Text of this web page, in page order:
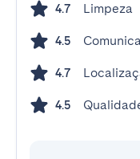
4.7 Limpeza
4.5
4.7
4.5